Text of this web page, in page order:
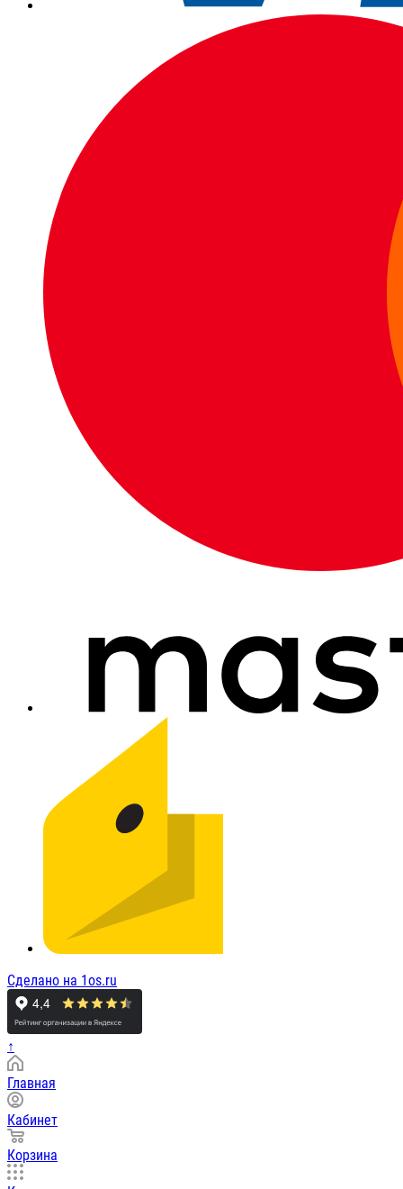
Сделано на 1os.ru
↑
Главная
Кабинет
Корзина